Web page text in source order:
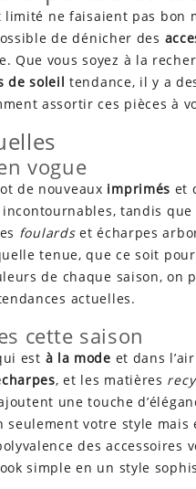
ne faisaient pas bon
de dénicher des
Que vous soyez à la
de soleil tendance, il y a
assortir ces pièces à
vogue
de nouveaux imprimés et
incontournables, tandis
foulardset écharpes
tenue, que ce soit
de chaque saison, on
actuelles.
cette saison
est à la mode et dans
, et les matières
une touche
votre style
des
simple en un style